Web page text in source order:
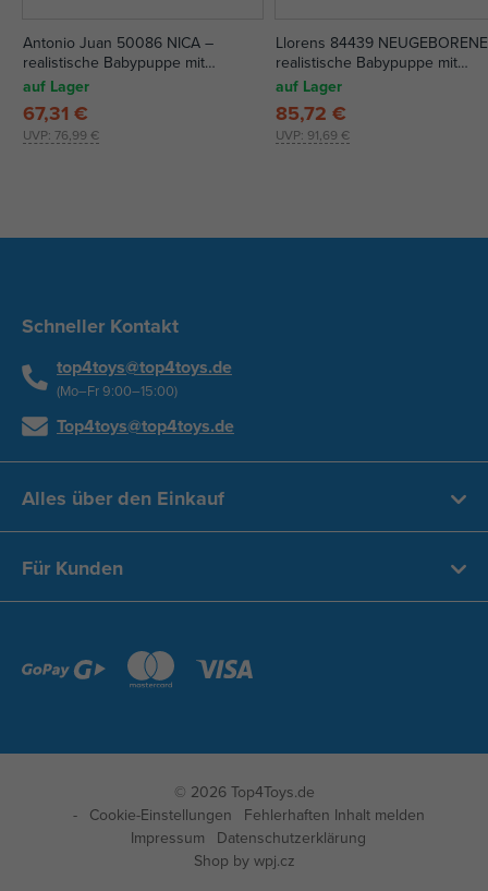
Antonio Juan 50086 NICA –
realistische Babypuppe mit
Vollvinylkörper – 42 cm
auf Lager
UVP: 76,99 €
67,31 €
Llorens 84439
realistische Babypuppe mit
Geräuschen und weichem
Stoffkörper - 44 cm
auf Lager
UVP: 91,69 €
85,72 €
Schneller Kontakt
top4toys@top4toys.de
(Mo–Fr 9:00–15:00)
Top4toys@top4toys.de
Alles über den Einkauf
Für Kunden
© 2026 Top4Toys.de
Cookie-Einstellungen
Fehlerhaften Inhalt melden
Impressum
Datenschutzerklärung
Shop by wpj.cz